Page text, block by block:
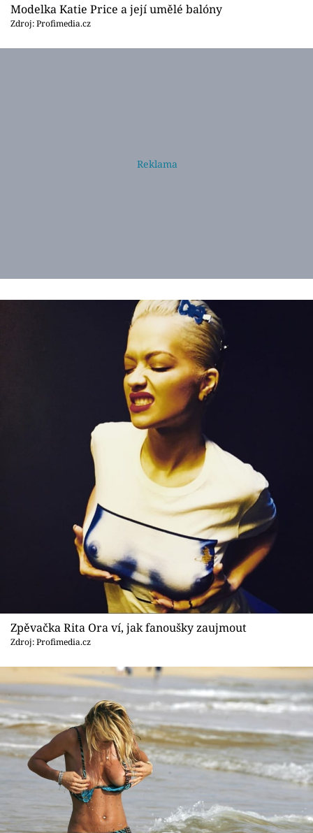
Modelka Katie Price a její umělé balóny
Zdroj: Profimedia.cz
Zpěvačka Rita Ora ví, jak fanoušky zaujmout
Zdroj: Profimedia.cz